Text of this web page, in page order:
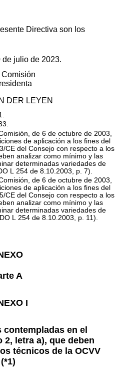
Directiva son los
de julio de 2023.
Comisión
DER LEYEN
.
de 6 de octubre de 2003,
de aplicación a los fines del
CE del Consejo con respecto a los
analizar como mínimo y las
determinadas variedades de
L 254 de 8.10.2003, p. 7).
de 6 de octubre de 2003,
de aplicación a los fines del
CE del Consejo con respecto a los
analizar como mínimo y las
determinadas variedades de
DO L 254 de 8.10.2003, p. 11).
A
I
en el
letra a), que deben
técnicos de la OCVV
(*1)